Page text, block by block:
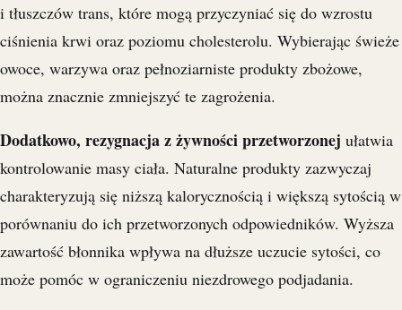
i tłuszczów trans, które mogą przyczyniać się do wzrostu
ciśnienia krwi oraz poziomu cholesterolu. Wybierając świeże
owoce, warzywa oraz pełnoziarniste produkty zbożowe,
można znacznie zmniejszyć te zagrożenia.
Dodatkowo, rezygnacja z żywności przetworzonej ułatwia
kontrolowanie masy ciała. Naturalne produkty zazwyczaj
charakteryzują się niższą kalorycznością i większą sytością w
porównaniu do ich przetworzonych odpowiedników. Wyższa
zawartość błonnika wpływa na dłuższe uczucie sytości, co
może pomóc w ograniczeniu niezdrowego podjadania.